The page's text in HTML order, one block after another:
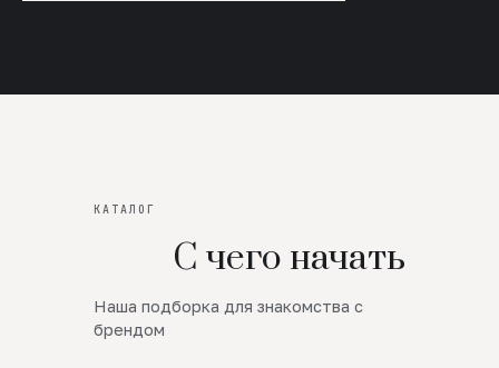
КАТАЛОГ
С чего начать
Наша подборка для знакомства с
брендом
Новинки
SALE